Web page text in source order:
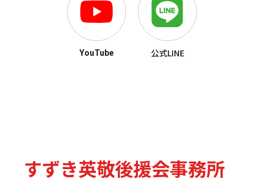
YouTube 公式LINE
すずき英敬後援会事務所